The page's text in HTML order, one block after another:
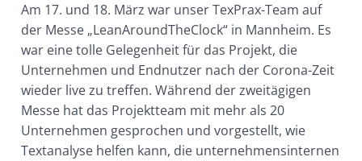
Am 17. und 18. März war unser TexPrax-Team auf
der Messe „LeanAroundTheClock“ in Mannheim. Es
war eine tolle Gelegenheit für das Projekt, die
Unternehmen und Endnutzer nach der Corona-Zeit
wieder live zu treffen. Während der zweitägigen
Messe hat das Projektteam mit mehr als 20
Unternehmen gesprochen und vorgestellt, wie
Textanalyse helfen kann, die unternehmensinternen